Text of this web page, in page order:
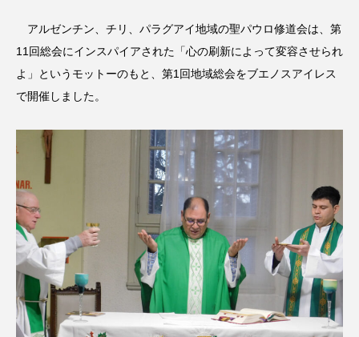
アルゼンチン、チリ、パラグアイ地域の聖パウロ修道会は、第
11回総会にインスパイアされた「心の刷新によって変容させられ
よ」というモットーのもと、第1回地域総会をブエノスアイレス
で開催しました。